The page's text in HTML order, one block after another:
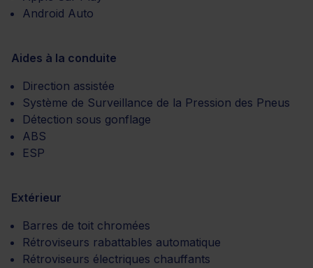
Android Auto
Aides à la conduite
Direction assistée
Système de Surveillance de la Pression des Pneus
Détection sous gonflage
ABS
ESP
Extérieur
Barres de toit chromées
Rétroviseurs rabattables automatique
Rétroviseurs électriques chauffants